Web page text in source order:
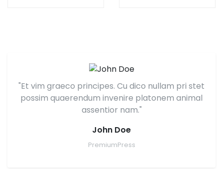
"Et vim graeco principes. Cu dico nullam pri stet
possim quaerendum invenire platonem animal
assentior nam."
John Doe
PremiumPress